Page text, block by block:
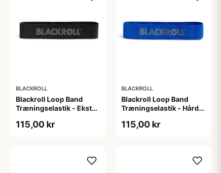
BLACKROLL
Blackroll Loop Band
Træningselastik - Ekstra
cm). God til
115,00 kr
BLACKROLL
Blackroll Loop Band
Træningselastik - Hård
God til
115,00 kr